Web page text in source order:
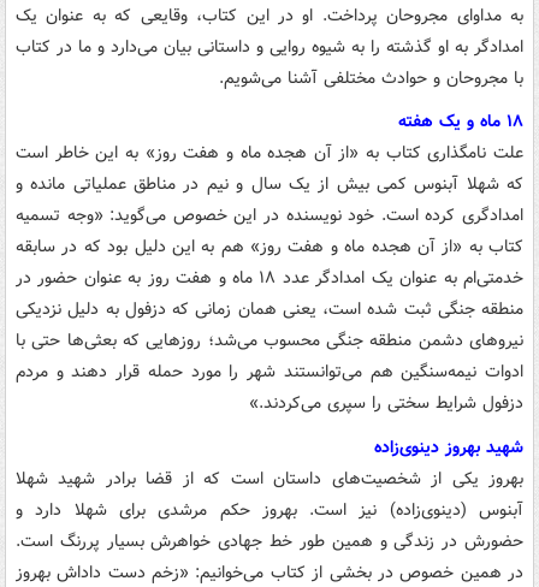
به مداوای مجروحان پرداخت. او در این کتاب، وقایعی که به عنوان یک
امدادگر به او گذشته را به شیوه روایی و داستانی بیان می‌دارد و ما در کتاب
با مجروحان و حوادث مختلفی آشنا می‌شویم.
۱۸ ماه و یک هفته
علت نامگذاری کتاب به «از آن هجده ماه و هفت روز» به این خاطر است
که شهلا آبنوس کمی بیش از یک سال و نیم در مناطق عملیاتی مانده و
امدادگری کرده است. خود نویسنده در این خصوص می‌گوید: «وجه تسمیه
کتاب به «از آن هجده ماه و هفت روز» هم به این دلیل بود که در سابقه
خدمتی‌ام به عنوان یک امدادگر عدد ۱۸ ماه و هفت روز به عنوان حضور در
منطقه جنگی ثبت شده است، یعنی همان زمانی که دزفول به دلیل نزدیکی
نیروهای دشمن منطقه جنگی محسوب می‌شد؛ روزهایی که بعثی‌ها حتی با
ادوات نیمه‌سنگین هم می‌توانستند شهر را مورد حمله قرار دهند و مردم
دزفول شرایط سختی را سپری می‌کردند.»
شهید بهروز دینوی‌زاده
بهروز یکی از شخصیت‌های داستان است که از قضا برادر شهید شهلا
آبنوس (دینوی‌زاده) نیز است. بهروز حکم مرشدی برای شهلا دارد و
حضورش در زندگی و همین طور خط جهادی خواهرش بسیار پررنگ است.
در همین خصوص در بخشی از کتاب می‌خوانیم: «زخم دست داداش بهروز